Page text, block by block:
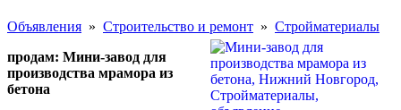
Объявления » Строительство и ремонт » Стройматериалы
продам: Мини-завод для
производства мрамора из
бетона